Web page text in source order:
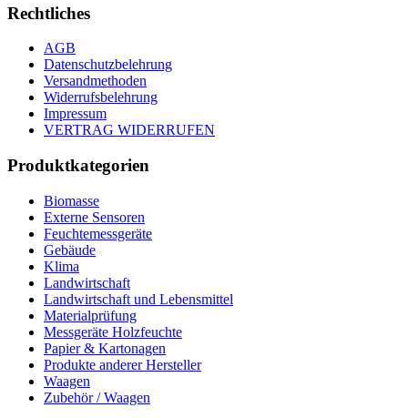
Rechtliches
AGB
Datenschutzbelehrung
Versandmethoden
Widerrufsbelehrung
Impressum
VERTRAG WIDERRUFEN
Produktkategorien
Biomasse
Externe Sensoren
Feuchtemessgeräte
Gebäude
Klima
Landwirtschaft
Landwirtschaft und Lebensmittel
Materialprüfung
Messgeräte Holzfeuchte
Papier & Kartonagen
Produkte anderer Hersteller
Waagen
Zubehör / Waagen